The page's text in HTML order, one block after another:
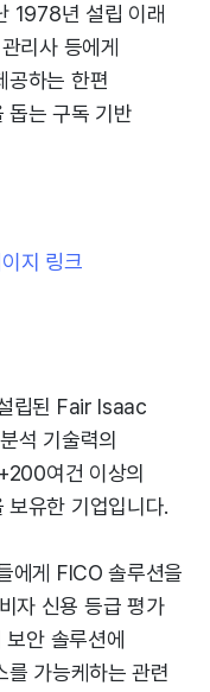
1978년 설립 이래
리사 등에게
공하는 한편
돕는 구독 기반
지 링크
립된 Fair Isaac
석 기술력의
여건 이상의
유한 기업입니다.
에게 FICO 솔루션을
자 신용 등급 평가
안 솔루션에
를 가능케하는 관련